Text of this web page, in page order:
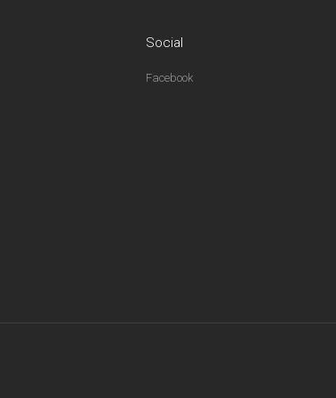
Social
Facebook